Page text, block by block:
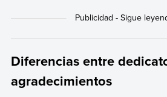
Diferencias entre
agradecimientos